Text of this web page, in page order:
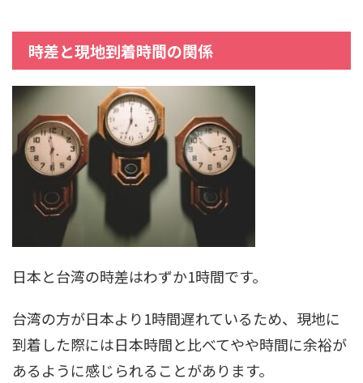
時差と現地到着時間の関係
日本と台湾の時差はわずか1時間です。
台湾の方が日本より1時間遅れているため、現地に
到着した際には日本時間と比べてやや時間に余裕が
あるように感じられることがあります。